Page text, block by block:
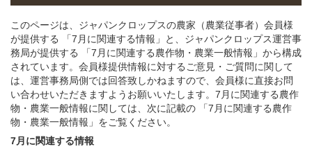
このページは、ジャパンクロップスの農家（農業従事者）会員様
が提供する 「7月に関連する情報」と、ジャパンクロップス運営事
務局が提供する 「7月に関連する農作物・農業一般情報」から構成
されています。会員様提供情報に対するご意見・ご質問に関して
は、運営事務局側では回答致しかねますので、会員様に直接お問
い合わせいただきますようお願いいたします。7月に関連する農作
物・農業一般情報に関しては、次に記載の 「7月に関連する農作
物・農業一般情報」をご覧ください。
7月に関連する情報